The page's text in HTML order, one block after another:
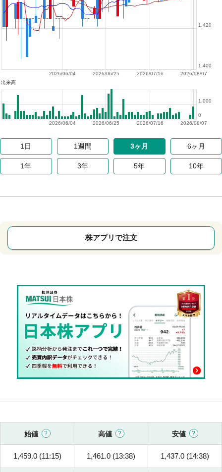
2026/08/07
2026/07/16
2026/06/25
2026/06/04
1,400
1,420
出来高
2026/08/07
2026/07/16
2026/06/25
2026/06/04
0
1,000
1日 1週間 3ヶ月 6ヶ月
1年 3年 5年 10年
株アプリで注文
始値 高値 安値
1,459.0 (11:15) 1,461.0 (13:38) 1,437.0 (14:38)